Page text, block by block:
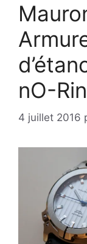
nO-
4 juillet 2016